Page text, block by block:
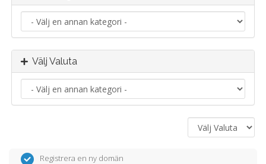
Välj Valuta
Registrera en ny domän